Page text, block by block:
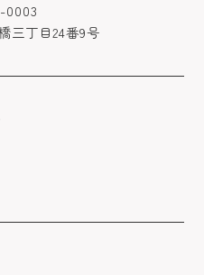
0003
三丁目24番9号